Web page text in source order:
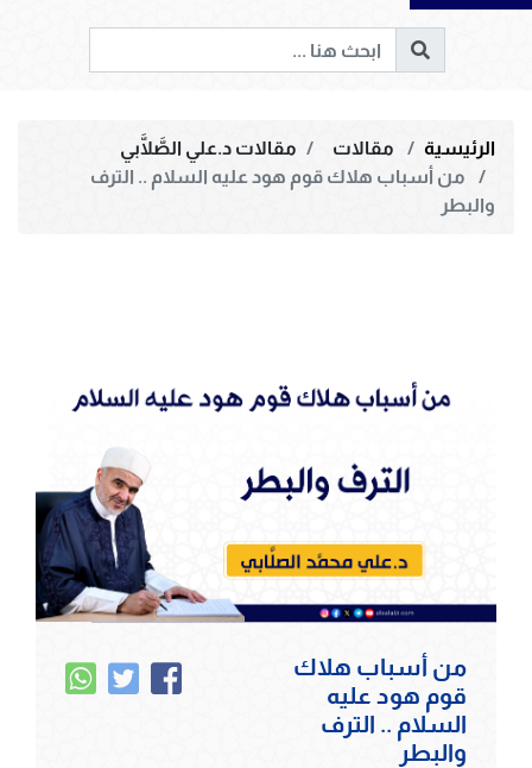
الرئيسية مقالات
مقالات د.علي الصَّلَّابي
من أسباب هلاك قوم هود عليه السلام .. الترف
والبطر
من أسباب هلاك
قوم هود عليه
السلام .. الترف
والبطر